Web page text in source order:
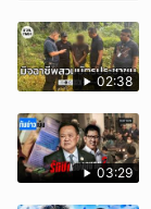
02:38
03:29